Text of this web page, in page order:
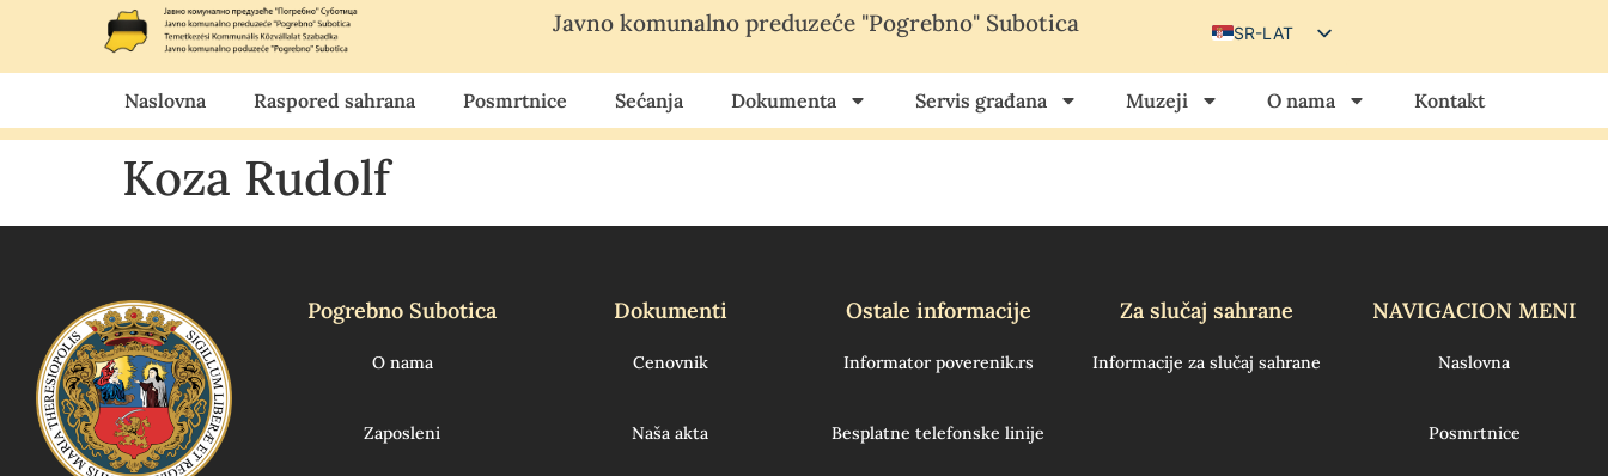
Javno komunalno preduzeće "Pogrebno" Subotica
SR-LAT
SR-CIR
Naslovna Raspored sahrana Posmrtnice Sećanja Dokumenta Servis građana Muzeji O nama Kontakt
Koza Rudolf
Pogrebno Subotica
O nama
Zaposleni
Dokumenti
Cenovnik
Naša akta
Ostale informacije
Informator poverenik.rs
Besplatne telefonske linije
Za slučaj sahrane
Informacije za slučaj sahrane
NAVIGACION MENI
Naslovna
Posmrtnice